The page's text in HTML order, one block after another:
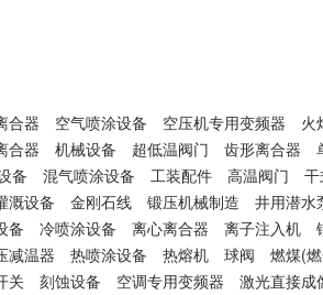
合器 空气喷涂设备 空压机专用变频器 火
合器 机械设备 超低温阀门 齿形离合器
备 混气喷涂设备 工装配件 高温阀门
溉设备 金刚石线 锻压机械制造 井用潜水
备 冷喷涂设备 离心离合器 离子注入机
减温器 热喷涂设备 热熔机 球阀 燃煤(
关 刻蚀设备 空调专用变频器 激光直接成